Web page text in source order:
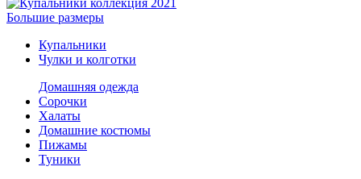
Большие размеры
Купальники
Чулки и колготки
Домашняя одежда
Сорочки
Халаты
Домашние костюмы
Пижамы
Туники